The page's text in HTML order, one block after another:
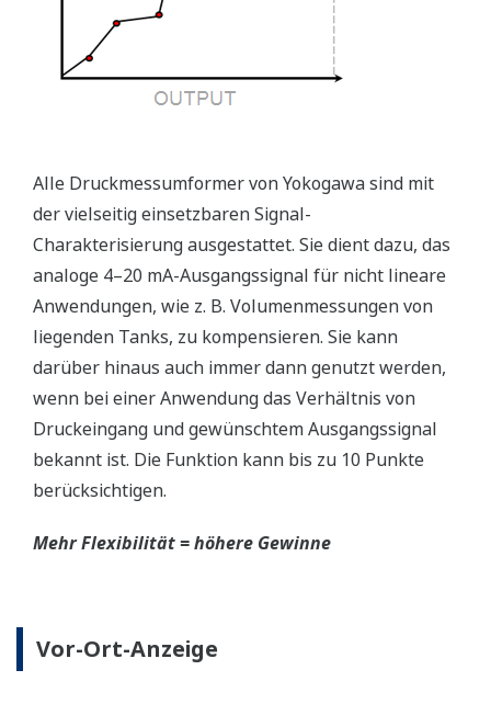
Alle Druckmessumformer von Yokogawa sind mit
der vielseitig einsetzbaren Signal-
Charakterisierung ausgestattet. Sie dient dazu, das
analoge 4–20 mA-Ausgangssignal für nicht lineare
Anwendungen, wie z. B. Volumenmessungen von
liegenden Tanks, zu kompensieren. Sie kann
darüber hinaus auch immer dann genutzt werden,
wenn bei einer Anwendung das Verhältnis von
Druckeingang und gewünschtem Ausgangssignal
bekannt ist. Die Funktion kann bis zu 10 Punkte
berücksichtigen.
Mehr Flexibilität = höhere Gewinne
Vor-Ort-Anzeige